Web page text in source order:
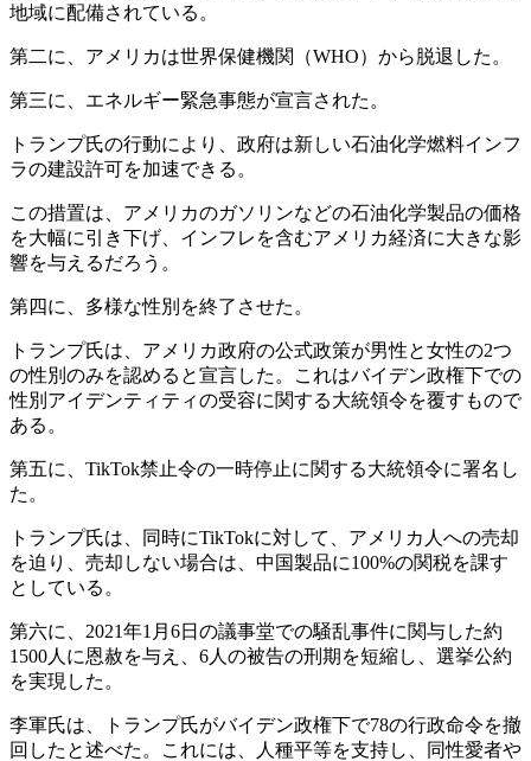
地域に配備されている。
第二に、アメリカは世界保健機関（WHO）から脱退した。
第三に、エネルギー緊急事態が宣言された。
トランプ氏の行動により、政府は新しい石油化学燃料インフ
ラの建設許可を加速できる。
この措置は、アメリカのガソリンなどの石油化学製品の価格
を大幅に引き下げ、インフレを含むアメリカ経済に大きな影
響を与えるだろう。
第四に、多様な性別を終了させた。
トランプ氏は、アメリカ政府の公式政策が男性と女性の2つ
の性別のみを認めると宣言した。これはバイデン政権下での
性別アイデンティティの受容に関する大統領令を覆すもので
ある。
第五に、TikTok禁止令の一時停止に関する大統領令に署名し
た。
トランプ氏は、同時にTikTokに対して、アメリカ人への売却
を迫り、売却しない場合は、中国製品に100%の関税を課す
としている。
第六に、2021年1月6日の議事堂での騒乱事件に関与した約
1500人に恩赦を与え、6人の被告の刑期を短縮し、選挙公約
を実現した。
李軍氏は、トランプ氏がバイデン政権下で78の行政命令を撤
回したと述べた。これには、人種平等を支持し、同性愛者や